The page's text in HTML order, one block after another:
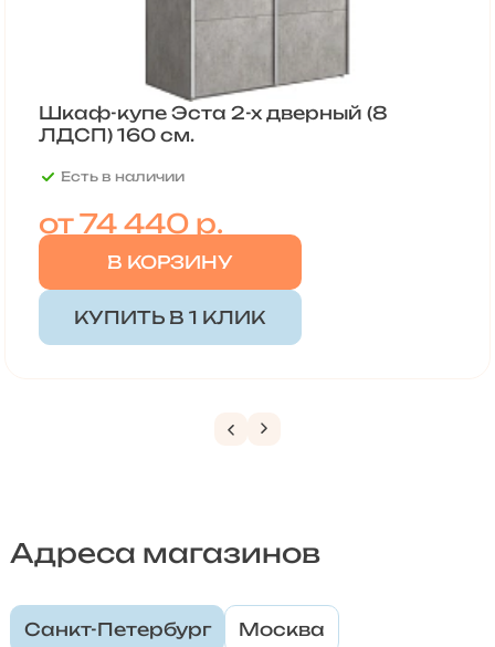
Шкаф-купе Эста 2-х дверный (8
ЛДСП) 160 см.
Есть в наличии
от74 440 р.
В КОРЗИНУ
КУПИТЬ В 1 КЛИК
Адреса магазинов
Санкт-Петербург Москва